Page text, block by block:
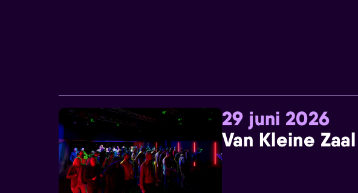
29 juni 2026
Van Kleine